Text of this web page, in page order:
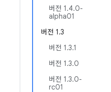
버전 1.4.0-
alpha01
버전 1.3
버전 1.3.1
버전 1.3.0
버전 1.3.0-
rc01